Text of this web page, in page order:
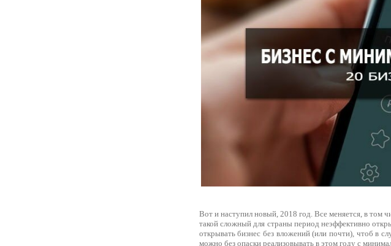
Вот и наступил новый, 2018 год. Все меняется, в том
такой сложный для страны период неэффективно
открывать бизнес без вложений (или почти), чтоб в
можно без опаски реализовывать в этом году с